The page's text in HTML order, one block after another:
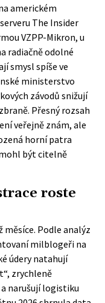
americkém
The Insider
VZPP-Mikron, u
radiačně odolné
smysl spíše ve
ministerstvo
závodů snižují
Přesný rozsah
veřejně znám, ale
horní patra
být citelně
roste
Podle analýz
milblogeři na
údery natahují
zrychleně
narušují logistiku